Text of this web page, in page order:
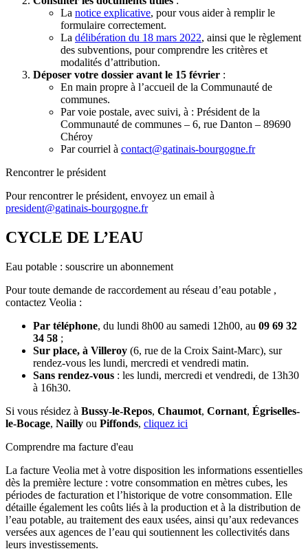
La notice explicative, pour vous aider à remplir le
formulaire correctement.
La délibération du 18 mars 2022, ainsi que le règlement
des subventions, pour comprendre les critères et
modalités d’attribution.
Déposer votre dossier avant le 15 février :
En main propre à l’accueil de la Communauté de
communes.
Par voie postale, avec suivi, à : Président de la
Communauté de communes – 6, rue Danton – 89690
Chéroy
Par courriel à contact@gatinais-bourgogne.fr
Rencontrer le président
Pour rencontrer le président, envoyez un email à
president@gatinais-bourgogne.fr
CYCLE DE L’EAU
Eau potable : souscrire un abonnement
Pour toute demande de raccordement au réseau d’eau potable ,
contactez Veolia :
Par téléphone, du lundi 8h00 au samedi 12h00, au 09 69 32
34 58 ;
Sur place, à Villeroy (6, rue de la Croix Saint-Marc), sur
rendez-vous les lundi, mercredi et vendredi matin.
Sans rendez-vous : les lundi, mercredi et vendredi, de 13h30
à 16h30.
Si vous résidez à Bussy-le-Repos, Chaumot, Cornant, Égriselles-
le-Bocage, Nailly ou Piffonds, cliquez ici
Comprendre ma facture d'eau
La facture Veolia met à votre disposition les informations essentielles
dès la première lecture : votre consommation en mètres cubes, les
périodes de facturation et l’historique de votre consommation. Elle
détaille également les coûts liés à la production et à la distribution de
l’eau potable, au traitement des eaux usées, ainsi qu’aux redevances
versées aux agences de l’eau qui soutiennent les collectivités dans
leurs investissements.